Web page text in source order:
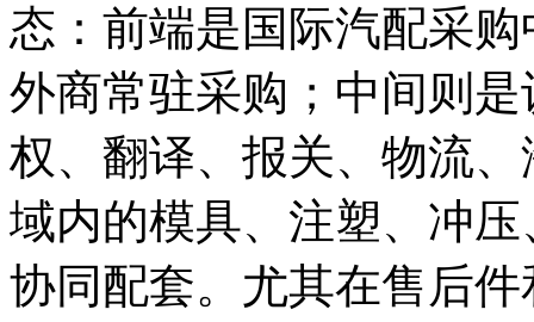
态：前端是国际汽配采
外商常驻采购；中间则
权、翻译、报关、物流
域内的模具、注塑、冲
协同配套。尤其在售后